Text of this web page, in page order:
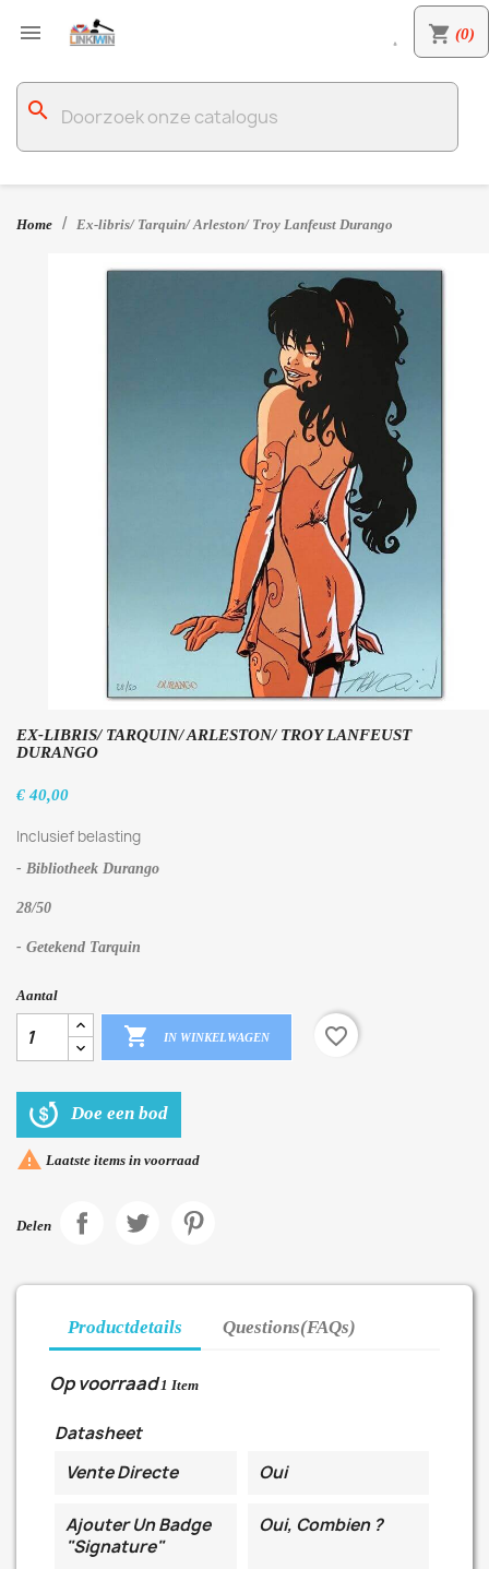
 shopping_cart (0)

search
Home Ex-libris/ Tarquin/ Arleston/ Troy Lanfeust Durango
EX-LIBRIS/ TARQUIN/ ARLESTON/ TROY LANFEUST
DURANGO
€ 40,00
Inclusief belasting
- Bibliotheek Durango
28/50
- Getekend Tarquin
Aantal
 IN WINKELWAGEN favorite_border
Doe een bod
 Laatste items in voorraad
Delen
Productdetails Questions(FAQs)
Op voorraad 1 Item
Datasheet
Vente Directe
Oui
Ajouter Un Badge
"Signature"
Oui, Combien ?